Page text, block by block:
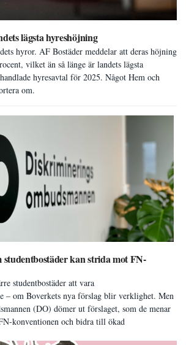
lägsta hyreshöjning
hyror. AF Bostäder meddelar att deras höjning
vilket än så länge är landets lägsta
hyresavtal för 2025. Något Hem och
om.
kan strida mot FN-
studentbostäder att vara
– om Boverkets nya förslag blir verklighet. Men
(DO) dömer ut förslaget, som de menar
konventionen och bidra till ökad